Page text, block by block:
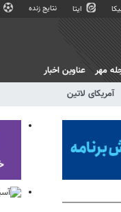
ایتا نتایج زنده
آمریکای لاتین
مهر عناوین اخبار